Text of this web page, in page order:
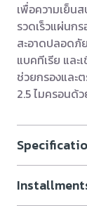
เพื่อความเย็น
รวดเร็วแผ่นก
สะอาดปลอดภั
แบคทีเรีย และ
ช่วยกรองและ
2.5 ไมครอนด้